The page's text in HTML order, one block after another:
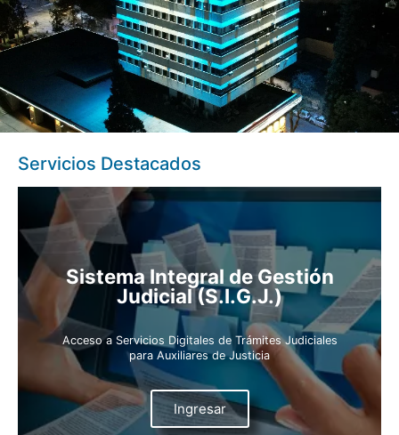
Servicios Destacados
Sistema Integral de Gestión
Judicial (S.I.G.J.)
Acceso a Servicios Digitales de Trámites Judiciales
para Auxiliares de Justicia
Ingresar